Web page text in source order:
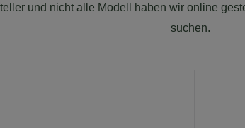
und nicht alle Modell haben wir online
suchen.